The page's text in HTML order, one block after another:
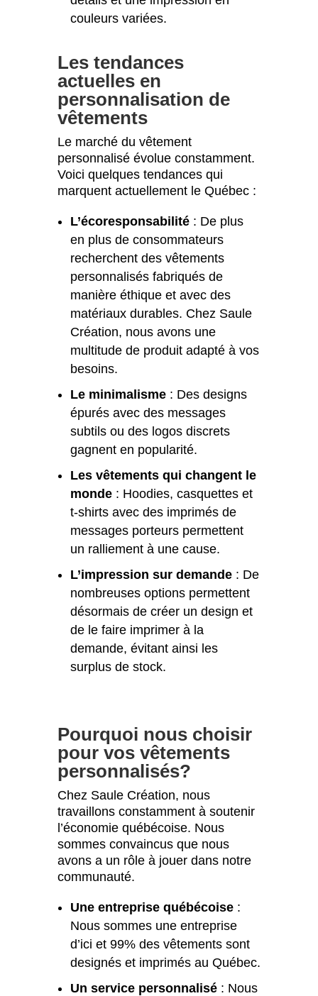
couleurs variées.
Les tendances
actuelles en
personnalisation de
vêtements
Le marché du vêtement
personnalisé évolue constamment.
Voici quelques tendances qui
marquent actuellement le Québec :
L’écoresponsabilité: De plus
en plus de consommateurs
recherchent des vêtements
personnalisés fabriqués de
manière éthique et avec des
matériaux durables. Chez Saule
Création, nous avons une
multitude de produit adapté à vos
besoins.
Le minimalisme: Des designs
épurés avec des messages
subtils ou des logos discrets
gagnent en popularité.
Les vêtements qui changent le
monde: Hoodies, casquettes et
t-shirts avec des imprimés de
messages porteurs permettent
un ralliement à une cause.
L’impression sur demande: De
nombreuses options permettent
désormais de créer un design et
de le faire imprimer à la
demande, évitant ainsi les
surplus de stock.
Pourquoi nous choisir
pour vos vêtements
personnalisés?
Chez Saule Création, nous
travaillons constamment à soutenir
l’économie québécoise. Nous
sommes convaincus que nous
avons a un rôle à jouer dans notre
communauté.
Une entreprise québécoise:
Nous sommes une entreprise
d’ici et 99% des vêtements sont
designés et imprimés au Québec.
Un service personnalisé: Nous